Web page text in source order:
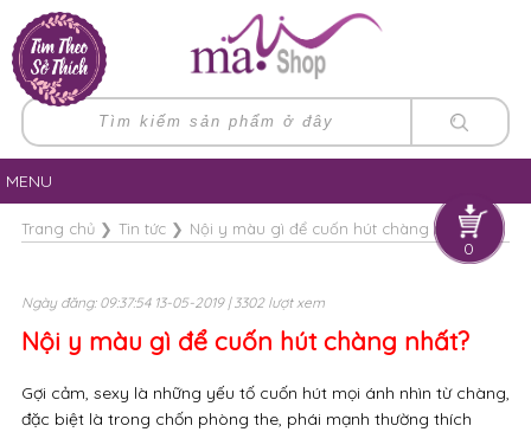
0
MENU
Trang chủ❯ Tin tức❯ Nội y màu gì để cuốn hút chàng nhất?
Ngày đăng: 09:37:54 13-05-2019 | 3302 lượt xem
Nội y màu gì để cuốn hút chàng nhất?
Gợi cảm, sexy là những yếu tố cuốn hút mọi ánh nhìn từ chàng,
đặc biệt là trong chốn phòng the, phái mạnh thường thích